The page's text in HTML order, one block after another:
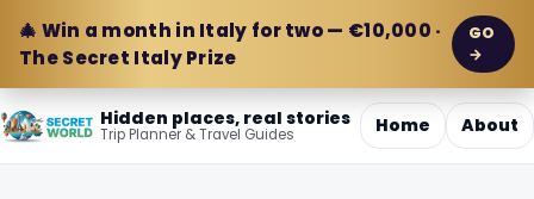
🎄 Win a month in Italy for two — €10,000 ·
The Secret Italy Prize
GO
→
Hidden places, real stories
Trip Planner & Travel Guides Home About